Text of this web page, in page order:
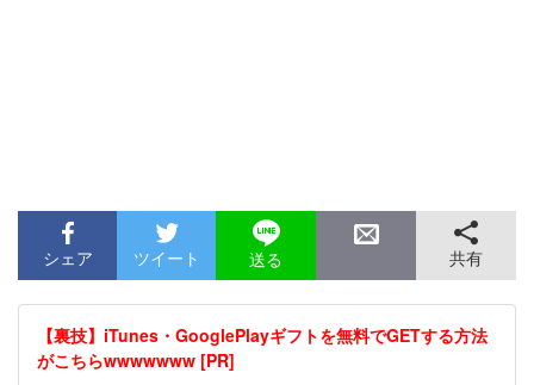
シェア ツイート 送る 共有
【裏技】iTunes・GooglePlayギフトを無料でGETする方法
がこちらwwwwwww [PR]